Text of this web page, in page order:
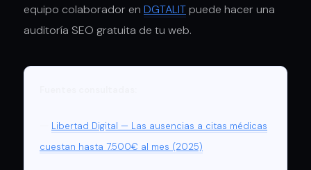
equipo colaborador en DGTALITpuede hacer una
auditoría SEO gratuita de tu web.
Libertad Digital — Las ausencias a citas médicas
cuestan hasta 7.500€ al mes (2025)